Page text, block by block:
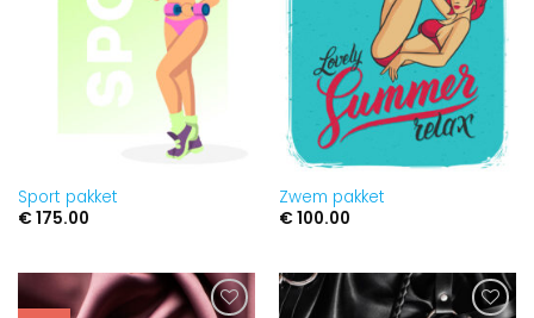
Sport pakket
€175.00
Zwem pakket
€100.00